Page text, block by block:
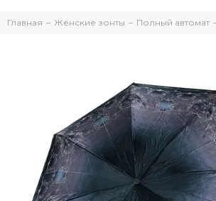
Главная Женские зонты Полный автомат